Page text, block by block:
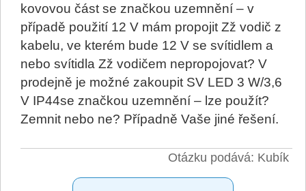
kovovou část se značkou uzemnění – v
případě použití 12 V mám propojit Zž vodič z
kabelu, ve kterém bude 12 V se svítidlem a
nebo svítidla Zž vodičem nepropojovat? V
prodejně je možné zakoupit SV LED 3 W/3,6
V IP44se značkou uzemnění – lze použít?
Zemnit nebo ne? Případně Vaše jiné řešení.
Otázku podává: Kubík